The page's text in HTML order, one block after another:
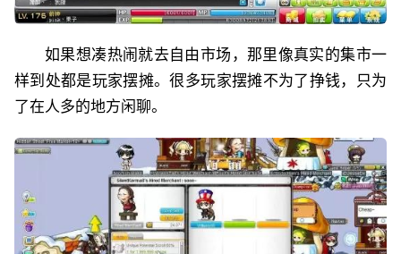
如果想凑热闹就去自由市场，那里像真实的集市一
样到处都是玩家摆摊。很多玩家摆摊不为了挣钱，只为
了在人多的地方闲聊。